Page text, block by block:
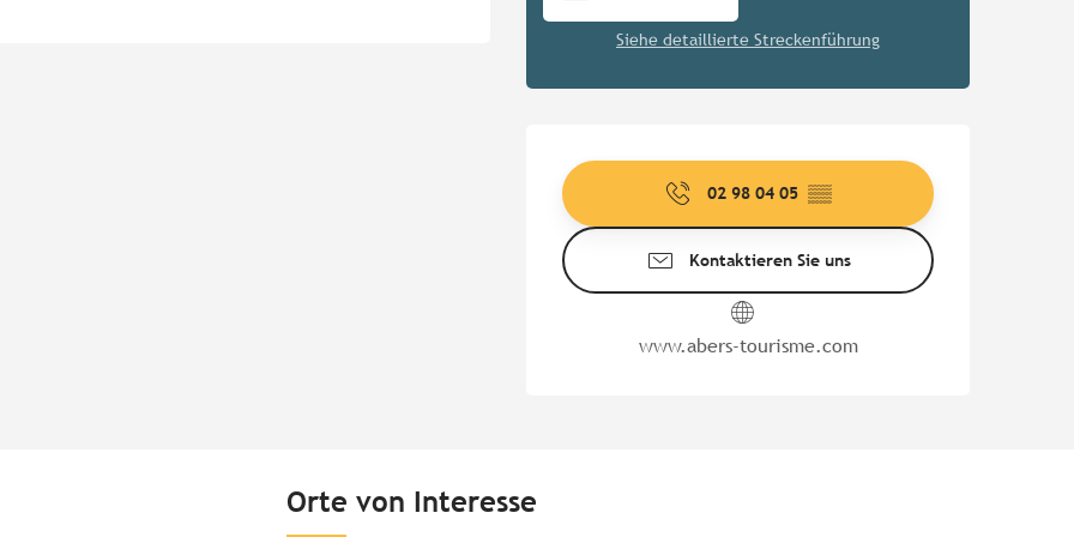
Siehe detaillierte Streckenführung
Öffnungszeiten &
02 98 04 05 ▒▒
Kontaktieren Sie uns
www.abers-tourisme.com
Orte von Interesse